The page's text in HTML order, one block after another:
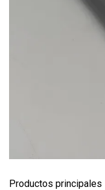
Productos principales